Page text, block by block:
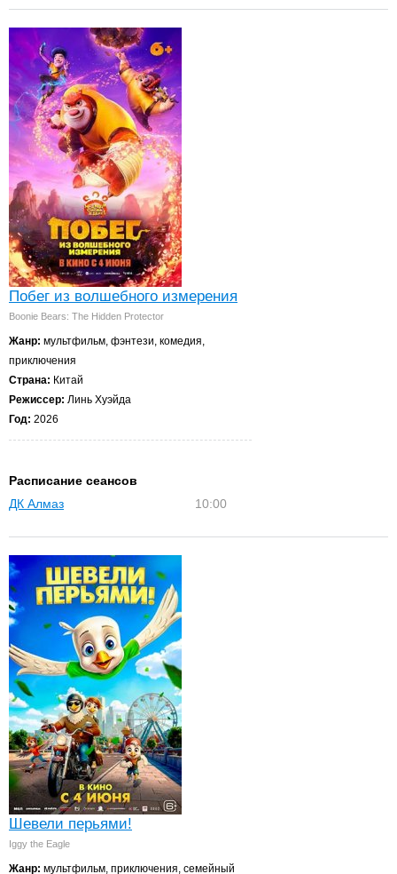
Побег из волшебного измерения
Boonie Bears: The Hidden Protector
Жанр: мультфильм, фэнтези, комедия,
приключения
Страна: Китай
Режиссер: Линь Хуэйда
Год: 2026
Расписание сеансов
ДК Алмаз
10:00
Шевели перьями!
Iggy the Eagle
Жанр: мультфильм, приключения, семейный